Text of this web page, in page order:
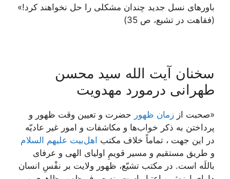
باورهاى نسل جدید چندان مشکلى را حل نخواهند کرد!»
(فقاهت در تشیع، ص 35)
سخنان آیت الله سید محسن
طهرانی درمورد مهدویت
«صحبت از زمان ظهور حضرت و تعیین وقت ظهور و
پرداختن به ذکر خواب‌ها و مکاشفات و امور غیر عادیّه
در این جهت ، تماماً خلاف مکتب اهل‌بیت علیهم السلام
و طریق مستقیم و مسیر قویمِ اولیای الهی و عرفای
باللَه است. در مکتب تشیّع، ظهور ولایت بر نفْسِ انسان